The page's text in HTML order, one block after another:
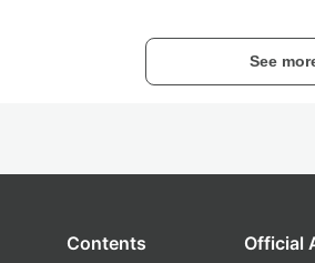
See
Contents Official